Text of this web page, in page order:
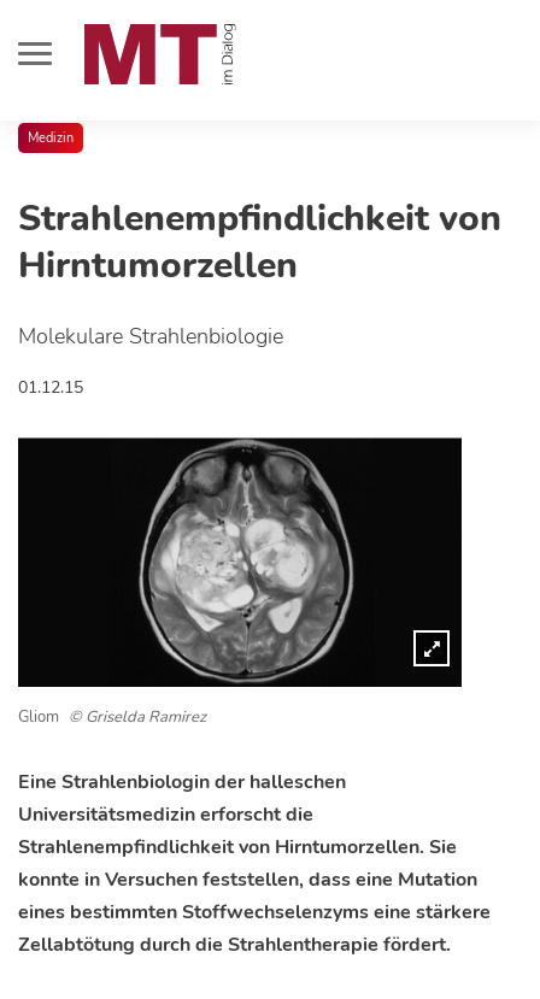
Medizin
Strahlenempfindlichkeit von
Hirntumorzellen
Molekulare Strahlenbiologie
01.12.15
Gliom © Griselda Ramirez
Eine Strahlenbiologin der halleschen
Universitätsmedizin erforscht die
Strahlenempfindlichkeit von Hirntumorzellen. Sie
konnte in Versuchen feststellen, dass eine Mutation
eines bestimmten Stoffwechselenzyms eine stärkere
Zellabtötung durch die Strahlentherapie fördert.